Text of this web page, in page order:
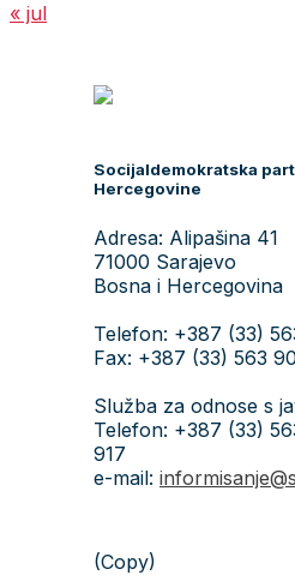
« jul
Socijaldemokratska
Hercegovine
Adresa: Alipašina 41
71000 Sarajevo
Bosna i Hercegovina
Telefon: +387 (33)
Fax: +387 (33) 563
Služba za odnose s
Telefon: +387 (33)
917
e-mail:
(Copy)